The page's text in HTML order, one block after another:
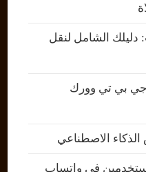
دليلك الشامل لنقل
بي تي وورك
الاصطناعي
في واتساب